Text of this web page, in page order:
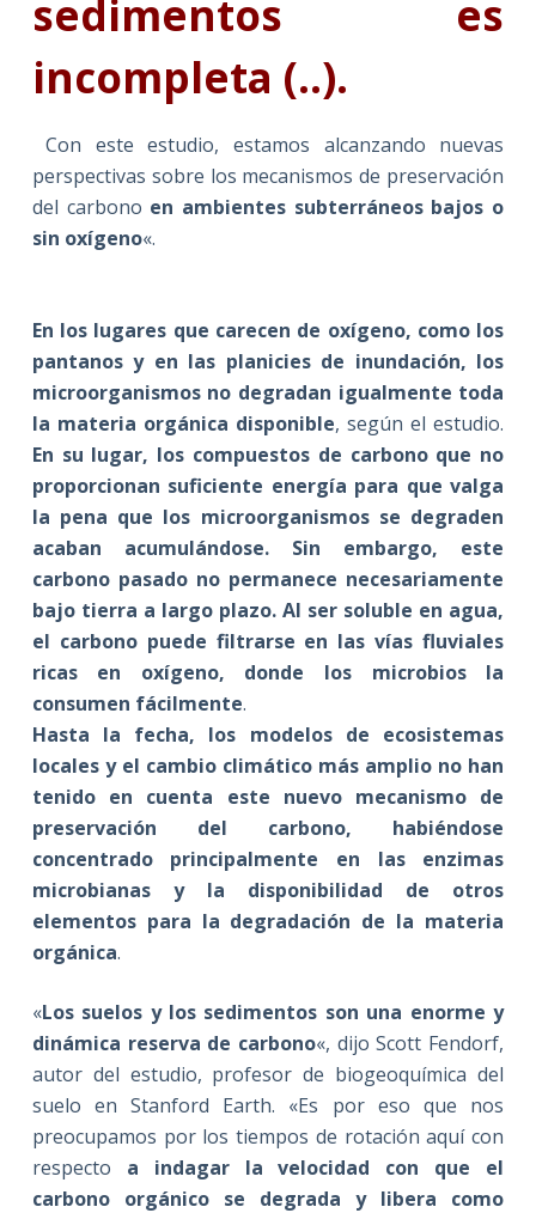
sedimentos es
incompleta (..).
Con este estudio, estamos alcanzando nuevas
perspectivas sobre los mecanismos de preservación
del carbono en ambientes subterráneos bajos o
sin oxígeno«.
En los lugares que carecen de oxígeno, como los
pantanos y en las planicies de inundación, los
microorganismos no degradan igualmente toda
la materia orgánica disponible, según el estudio.
En su lugar, los compuestos de carbono que no
proporcionan suficiente energía para que valga
la pena que los microorganismos se degraden
acaban acumulándose. Sin embargo, este
carbono pasado no permanece necesariamente
bajo tierra a largo plazo. Al ser soluble en agua,
el carbono puede filtrarse en las vías fluviales
ricas en oxígeno, donde los microbios la
consumen fácilmente.
Hasta la fecha, los modelos de ecosistemas
locales y el cambio climático más amplio no han
tenido en cuenta
este nuevo mecanismo de
preservación del carbono, habiéndose
concentrado principalmente en las enzimas
microbianas y la disponibilidad de otros
elementos para la degradación de la materia
orgánica.
«Los suelos y los sedimentos son una enorme y
dinámica reserva de carbono«, dijo Scott Fendorf,
autor del estudio, profesor de biogeoquímica del
suelo en Stanford Earth. «Es por eso que nos
preocupamos por los tiempos de rotación aquí con
respecto a indagar la velocidad con que el
carbono orgánico se degrada y libera como